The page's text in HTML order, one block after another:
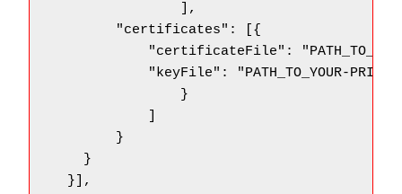
                ],
"certificateFile":
"keyFile": "PATH_TO_YOUR-
                }
        }
    }
  }],